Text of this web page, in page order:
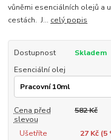
vůněmi esenciálních olejů a
cestách. J... celý popis
Dostupnost
Skladem
Esenciální olej
Cena před
slevou
582 Kč
Ušetříte 27 Kč (5